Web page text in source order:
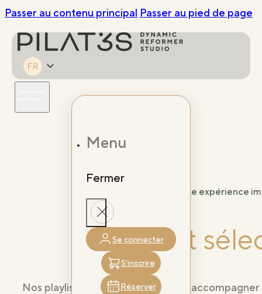
Passer au contenu principal Passer au pied de page
Menu
Fermer
Se connecter
S’inscrire
Réserver
Une expérience
Playlist
Nos playlists ont été conçues pour